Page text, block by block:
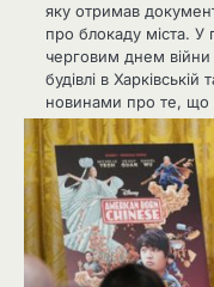
яку отримав
про блокаду міста. У
черговим днем війни
будівлі в
новинами про те, що